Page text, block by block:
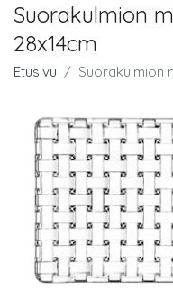
Suorakulmion
28x14cm
Etusivu Suorakulmion